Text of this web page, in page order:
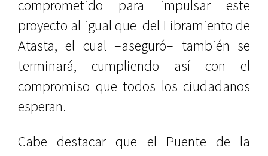
comprometido para impulsar este
proyecto al igual que del Libramiento de
Atasta, el cual –aseguró– también se
terminará, cumpliendo así con el
compromiso que todos los ciudadanos
esperan.
Cabe destacar que el Puente de la